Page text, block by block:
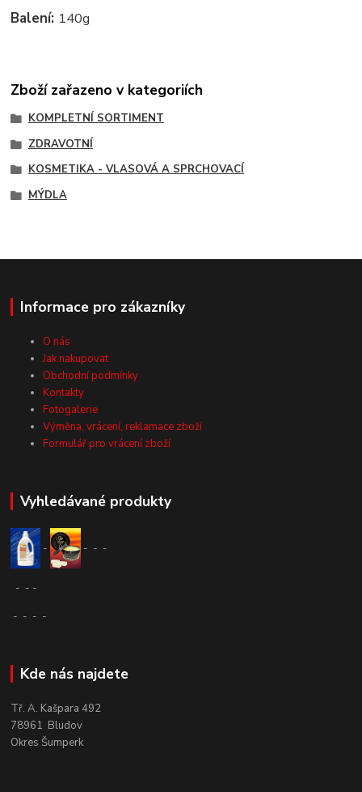
Balení: 140g
Zboží zařazeno v kategoriích
KOMPLETNÍ SORTIMENT
ZDRAVOTNÍ
KOSMETIKA - VLASOVÁ A SPRCHOVACÍ
MÝDLA
Informace pro zákazníky
O nás
Jak nakupovat
Obchodní podmínky
Kontakty
Fotogalerie
Výměna, vrácení, reklamace zboží
Formulář pro vrácení zboží
Vyhledávané produkty
- - - -
- - -
- - - -
Kde nás najdete
Tř. A. Kašpara 492
78961 Bludov
Okres Šumperk